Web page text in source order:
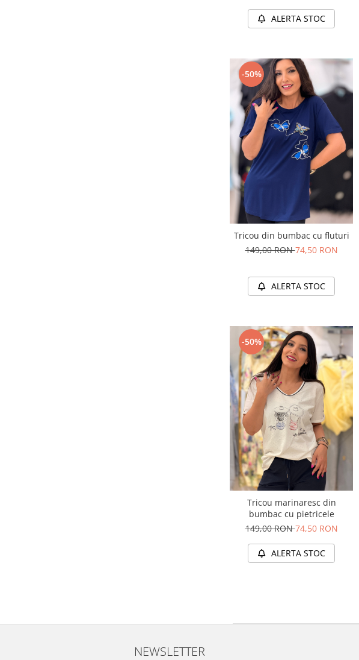
ALERTA STOC
-50%
Tricou din bumbac cu fluturi
149,00 RON74,50 RON
ALERTA STOC
-50%
Tricou marinaresc din
bumbac cu pietricele
149,00 RON74,50 RON
ALERTA STOC
NEWSLETTER